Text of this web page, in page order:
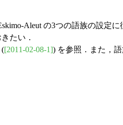
Aleut の3つの語族の設定
たい．
([2011-02-08-1]) を参照．また，